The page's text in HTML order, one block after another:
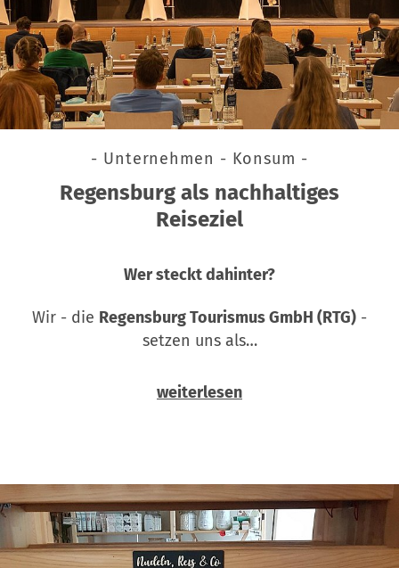
- Unternehmen - Konsum -
Regensburg als nachhaltiges
Reiseziel
Wer steckt dahinter?
Wir - die Regensburg Tourismus GmbH (RTG) -
setzen uns als…
weiterlesen